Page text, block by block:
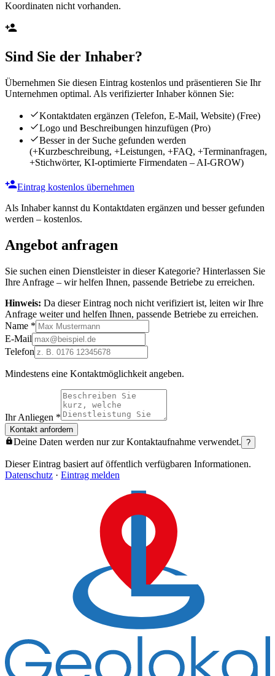
Koordinaten nicht vorhanden.
Sind Sie der Inhaber?
Übernehmen Sie diesen Eintrag kostenlos und präsentieren Sie Ihr
Unternehmen optimal. Als verifizierter Inhaber können Sie:
Kontaktdaten ergänzen (Telefon, E-Mail, Website) (Free)
Logo und Beschreibungen hinzufügen (Pro)
Besser in der Suche gefunden werden
(+Kurzbeschreibung, +Leistungen, +FAQ, +Terminanfragen,
+Stichwörter, KI-optimierte Firmendaten – AI-GROW)
Eintrag kostenlos übernehmen
Als Inhaber kannst du Kontaktdaten ergänzen und besser gefunden
werden – kostenlos.
Angebot anfragen
Sie suchen einen Dienstleister in dieser Kategorie? Hinterlassen Sie
Ihre Anfrage – wir helfen Ihnen, passende Betriebe zu erreichen.
Hinweis: Da dieser Eintrag noch nicht verifiziert ist, leiten wir Ihre
Anfrage weiter und helfen Ihnen, passende Betriebe zu erreichen.
Name *
E-Mail
Telefon
Mindestens eine Kontaktmöglichkeit angeben.
Ihr Anliegen *
Kontakt anfordern
Deine Daten werden nur zur Kontaktaufnahme verwendet. ?
Dieser Eintrag basiert auf öffentlich verfügbaren Informationen.
Datenschutz · Eintrag melden